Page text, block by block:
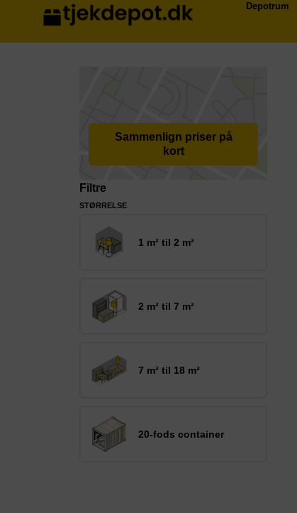
Depotrum
Sammenlign priser på
kort
Filtre
STØRRELSE
1 m² til 2 m²
2 m² til 7 m²
7 m² til 18 m²
20-fods container